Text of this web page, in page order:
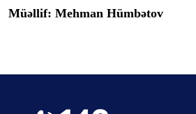
Müəllif: Mehman Hümbətov